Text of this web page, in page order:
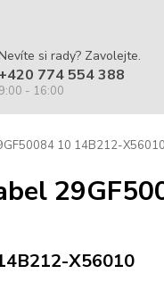
si rady? Zavolejte.
+420 774 554 388
9:00 - 16:00
10 14B212-
X56010